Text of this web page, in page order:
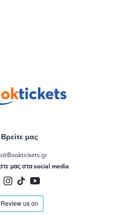
Βρείτε μας
μας στα social media